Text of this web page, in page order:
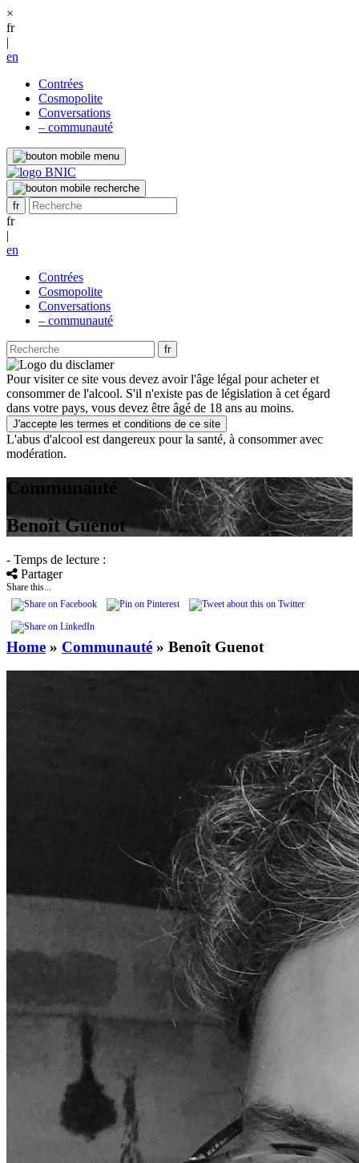
×
fr
|
en
Contrées
Cosmopolite
Conversations
– communauté
fr
|
en
Contrées
Cosmopolite
Conversations
– communauté
Pour visiter ce site vous devez avoir l'âge légal pour acheter et
consommer de l'alcool. S'il n'existe pas de législation à cet égard
dans votre pays, vous devez être âgé de 18 ans au moins.
J'accepte les termes et conditions de ce site
L'abus d'alcool est dangereux pour la santé, à consommer avec
modération.
Communauté
Benoît Guenot
- Temps de lecture :
Partager
Share this...
Home » Communauté » Benoît Guenot